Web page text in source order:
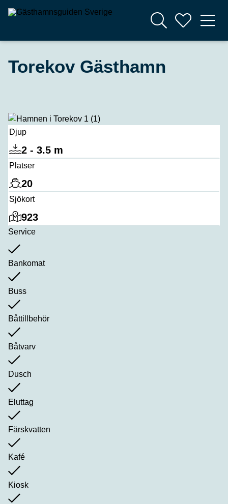
Torekov Gästhamn
Djup
2 - 3.5 m
Platser
20
Sjökort
923
Service
Bankomat
Buss
Båttillbehör
Båtvarv
Dusch
Eluttag
Färskvatten
Kafé
Kiosk